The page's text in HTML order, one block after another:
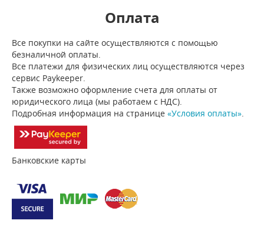
Оплата
Все покупки на сайте осуществляются с помощью
безналичной оплаты.
Все платежи для физических лиц осуществляются через
сервис Paykeeper.
Также возможно оформление счета для оплаты от
юридического лица (мы работаем с НДС).
Подробная информация на странице «Условия оплаты».
Банковские карты